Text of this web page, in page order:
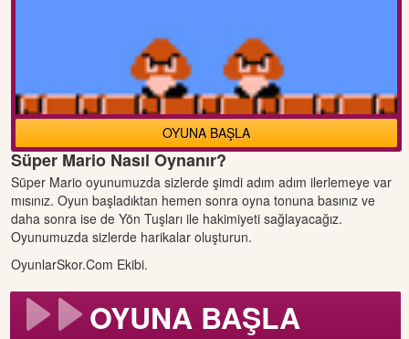
OYUNA BAŞLA
Süper Mario Nasıl Oynanır?
Süper Mario oyunumuzda sizlerde şimdi adım adım ilerlemeye var
mısınız. Oyun başladıktan hemen sonra oyna tonuna basınız ve
daha sonra ise de Yön Tuşları ile hakimiyeti sağlayacağız.
Oyunumuzda sizlerde harikalar oluşturun.
OyunlarSkor.Com Ekibi.
OYUNA BAŞLA